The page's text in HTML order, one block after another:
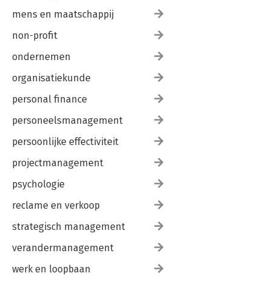
mens en maatschappij
non-profit
ondernemen
organisatiekunde
personal finance
personeelsmanagement
persoonlijke effectiviteit
projectmanagement
psychologie
reclame en verkoop
strategisch management
verandermanagement
werk en loopbaan